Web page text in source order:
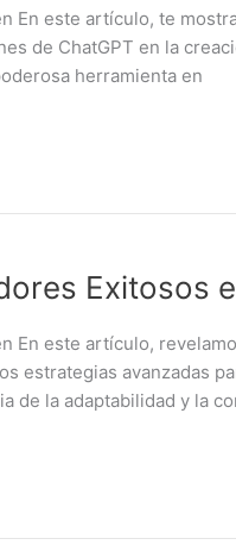
En este artículo, te
de ChatGPT en la
herramienta en
Exitosos
En este artículo,
estrategias avanzadas
de la adaptabilidad y la